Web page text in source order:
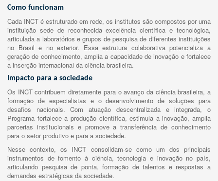
Como funcionam
Cada INCT é estruturado em rede, os institutos são compostos por uma
instituição sede de reconhecida excelência científica e tecnológica,
articulada a laboratórios e grupos de pesquisa de diferentes instituições
no Brasil e no exterior. Essa estrutura colaborativa potencializa a
geração de conhecimento, amplia a capacidade de inovação e fortalece
a inserção internacional da ciência brasileira.
Impacto para a sociedade
Os INCT contribuem diretamente para o avanço da ciência brasileira, a
formação de especialistas e o desenvolvimento de soluções para
desafios nacionais. Com atuação descentralizada e integrada, o
Programa fortalece a produção científica, estimula a inovação, amplia
parcerias institucionais e promove a transferência de conhecimento
para o setor produtivo e para a sociedade.
Nesse contexto, os INCT consolidam-se como um dos principais
instrumentos de fomento à ciência, tecnologia e inovação no país,
articulando pesquisa de ponta, formação de talentos e respostas a
demandas estratégicas da sociedade.